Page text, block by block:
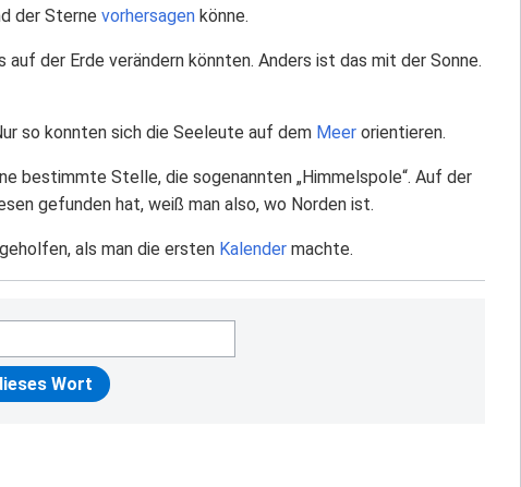
der Sterne vorhersagen könne.
der Erde verändern könnten. Anders ist das mit der Sonne.
so konnten sich die Seeleute auf dem Meer orientieren.
bestimmte Stelle, die sogenannten „Himmelspole“. Auf der
gefunden hat, weiß man also, wo Norden ist.
als man die ersten Kalender machte.